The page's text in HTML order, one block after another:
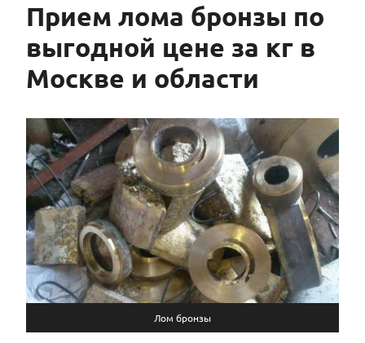
Прием лома бронзы по
выгодной цене за кг в
Москве и области
Лом бронзы